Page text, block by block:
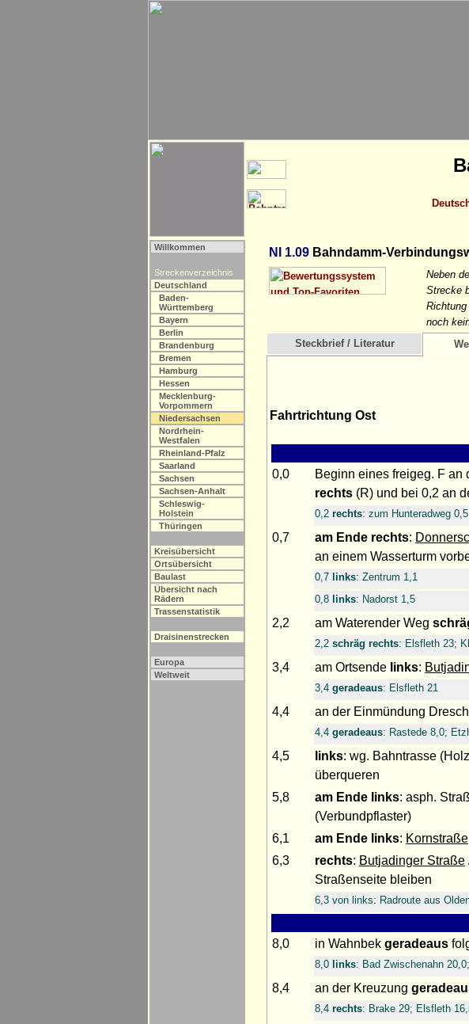
Willkommen
Streckenverzeichnis
Deutschland
Baden-
Württemberg
Bayern
Berlin
Brandenburg
Bremen
Hamburg
Hessen
Mecklenburg-
Vorpommern
Niedersachsen
Nordrhein-
Westfalen
Rheinland-Pfalz
Saarland
Sachsen
Sachsen-Anhalt
Schleswig-
Holstein
Thüringen
Kreisübersicht
Ortsübersicht
Baulast
Übersicht nach
Rädern
Trassenstatistik
Draisinenstrecken
Europa
Weltweit
NI 1.09 Bahndamm-
Neben
Strecke
noch
Steckbrief / Literatur
Fahrtrichtung Ost
0,0
Beginn eines freigeg. F an
rechts (R) und bei 0,2 an
0,2 rechts: zum Hunteradweg 0,5
0,7 am Ende rechts:
an einem Wasserturm
0,7 links: Zentrum 1,1
0,8 links: Nadorst 1,5
2,2 am Waterender Weg
2,2 schräg rechts: Elsfleth 23;
3,4 am Ortsende links:
3,4 geradeaus: Elsfleth 21
4,4 an der Einmündung
4,4 geradeaus: Rastede 8,0;
4,5 links: wg. Bahntrasse
überqueren
5,8
am Ende links: asph.
(Verbundpflaster)
6,1
am Ende links: Kornstraße
6,3
rechts: Butjadinger Straße
Straßenseite bleiben
6,3 von links: Radroute aus
8,0
in Wahnbek geradeaus
8,0 links: Bad Zwischenahn
8,4 an der Kreuzung
8,4 rechts: Brake 29; Elsfleth